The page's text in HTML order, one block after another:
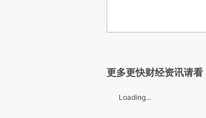
更多更快财经资讯请看
Loading...